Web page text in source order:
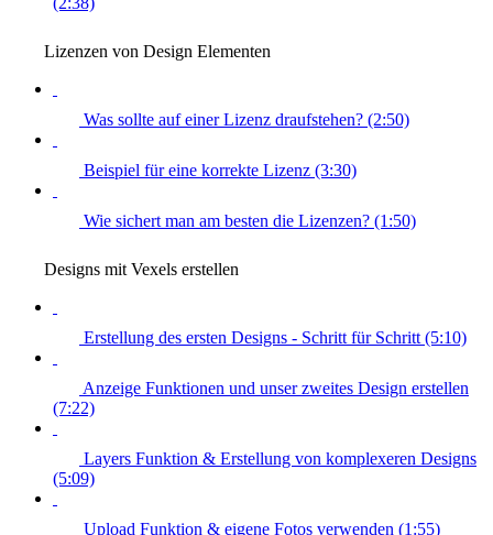
Lizenzen von Design Elementen
Was sollte auf einer Lizenz draufstehen? (2:50)
Beispiel für eine korrekte Lizenz (3:30)
Wie sichert man am besten die Lizenzen? (1:50)
Designs mit Vexels erstellen
Erstellung des ersten Designs - Schritt für Schritt (5:10)
Anzeige Funktionen und unser zweites Design erstellen
(7:22)
Layers Funktion & Erstellung von komplexeren Designs
(5:09)
Upload Funktion & eigene Fotos verwenden (1:55)